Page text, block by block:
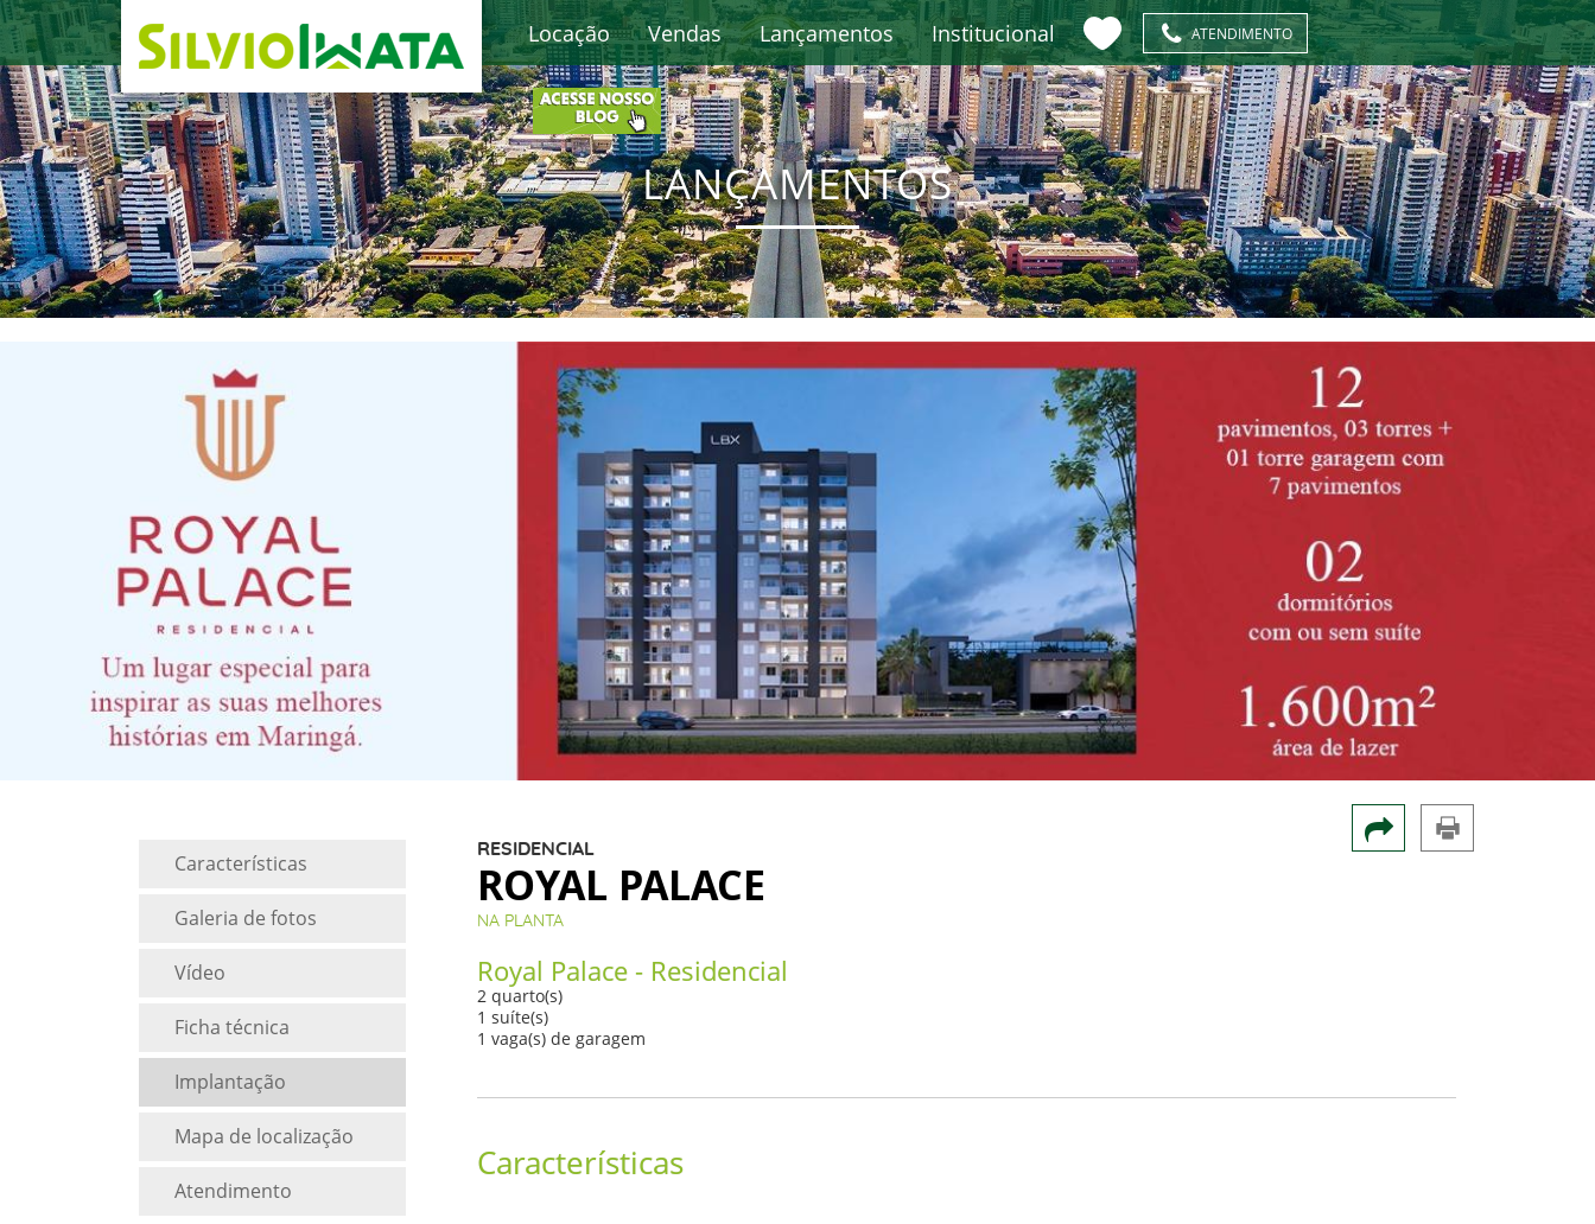
Locação Vendas Lançamentos Institucional ATENDIMENTO
LANÇAMENTOS
Características
Galeria de fotos
Vídeo
Ficha técnica
Implantação
Mapa de localização
Atendimento
RESIDENCIAL
ROYAL PALACE
NA PLANTA
Royal Palace - Residencial
2 quarto(s)
1 suíte(s)
1 vaga(s) de garagem
Características